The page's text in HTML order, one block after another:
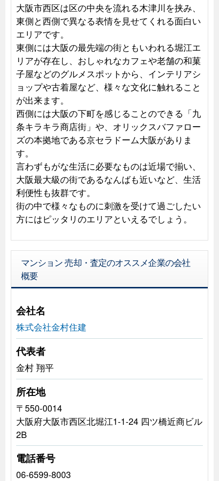
大阪市西区は区の中央を流れる木津川を挟み、
東側と西側で異なる表情を見せてくれる面白い
エリアです。
東側には大阪の最先端の街ともいわれる堀江エ
リアが存在し、おしゃれなカフェや老舗の和菓
子屋などのグルメスポットから、インテリアシ
ョップや古着屋など、様々な文化に触れること
が出来ます。
西側には大阪の下町を感じることのできる「九
条キラキラ商店街」や、オリックスバファロー
ズの本拠地である京セラドーム大阪がありま
す。
言わずもがな生活に必要なものは近場で揃い、
大阪最大級の街であるなんばも近いなど、生活
利便性も抜群です。
街の中で様々なものに刺激を受けて過ごしたい
方にはピッタリのエリアといえるでしょう。
マンション 売却・査定のオススメ企業の会社
概要
会社名
株式会社金村住建
代表者
金村 翔平
所在地
〒550-0014
大阪府大阪市西区北堀江1-1-24 四ツ橋近商ビル
2B
電話番号
06-6599-8003